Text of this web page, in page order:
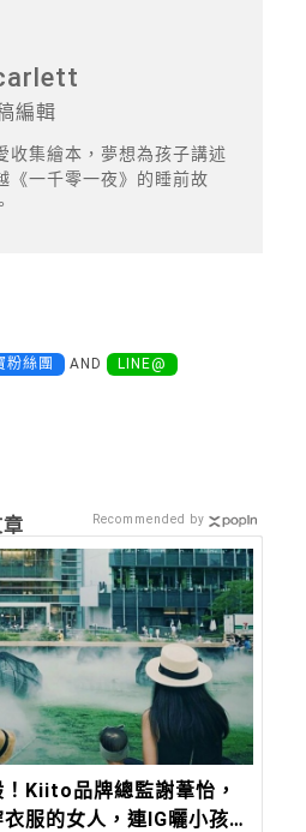
編輯
收集繪本，夢想為孩子講述
《一千零一夜》的睡前故
粉絲團 AND LINE@
Kiito品牌總監謝葦怡，
服的女人，連IG曬小孩都
Recommended by